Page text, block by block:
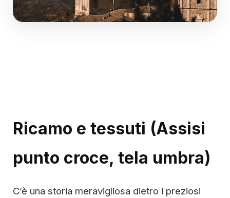
Ricamo e tessuti (Assisi
punto croce, tela umbra)
C’è una storia meravigliosa dietro i preziosi